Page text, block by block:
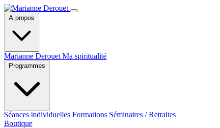
Marianne Derouet Ma spiritualité
Séances individuelles Formations Séminaires / Retraites
Boutique